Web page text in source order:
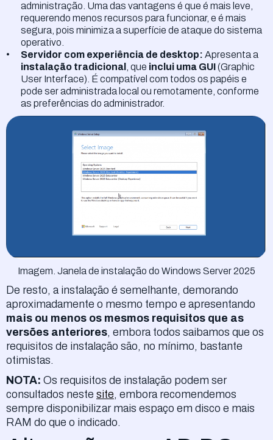
administração. Uma das vantagens é que é mais leve,
requerendo menos recursos para funcionar, e é mais
segura, pois minimiza a superfície de ataque do sistema
operativo.
Servidor com experiência de desktop: Apresenta a
instalação tradicional
, que inclui uma GUI(Graphic
User Interface). É compatível com todos os papéis e
pode ser administrada local ou remotamente, conforme
as preferências do administrador.
Imagem. Janela de instalação do Windows Server 2025
De resto, a instalação é semelhante, demorando
aproximadamente o mesmo tempo e apresentando
mais ou menos os mesmos requisitos que as
versões anteriores, embora todos saibamos que os
requisitos de instalação são, no mínimo, bastante
otimistas.
NOTA: Os requisitos de instalação podem ser
consultados neste site, embora recomendemos
sempre disponibilizar mais espaço em disco e mais
RAM do que o indicado.